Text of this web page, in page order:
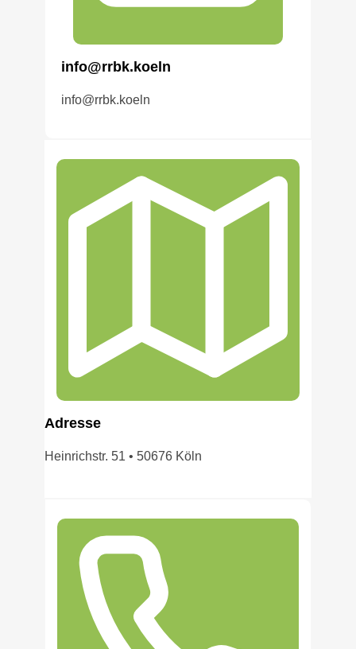
info@rrbk.koeln
info@rrbk.koeln
Adresse
Heinrichstr. 51 • 50676 Köln